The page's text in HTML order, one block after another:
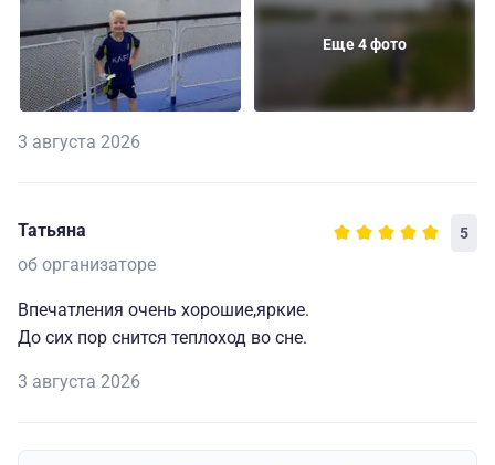
Еще 4 фото
3 августа 2026
Татьяна 5
об организаторе
Впечатления очень хорошие,яркие.
До сих пор снится теплоход во сне.
3 августа 2026